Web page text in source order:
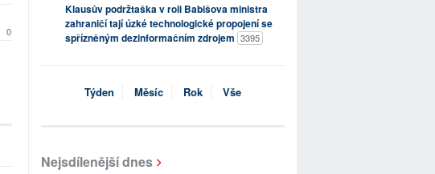
0
Klausův podržtaška v roli Babišova ministra
zahraničí tají úzké technologické propojení se
spřízněným dezinformačním zdrojem 3395
Týden Měsíc Rok Vše
Nejsdílenější dnes